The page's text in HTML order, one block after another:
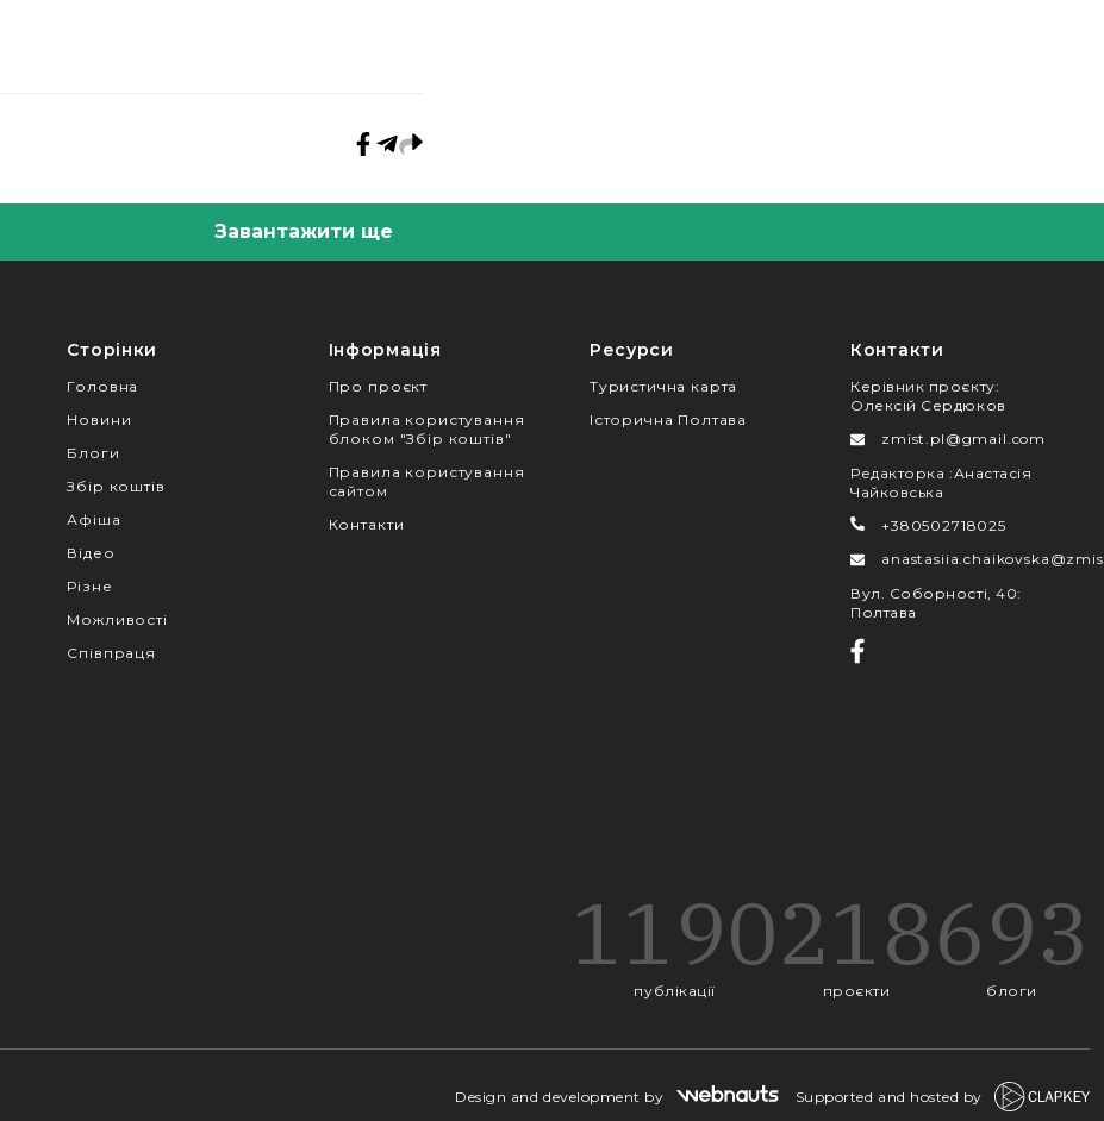
Завантажити ще
Сторінки
Головна
Новини
Блоги
Збір коштів
Афіша
Відео
Різне
Можливості
Співпраця
Інформація
Про проєкт
Правила користування
блоком "Збір коштів"
Правила користування
сайтом
Контакти
Ресурси
Туристична карта
Історична Полтава
Контакти
Керівник проєкту:
Олексій Сердюков
zmist.pl@gmail.com
Редакторка :Анастасія
Чайковська
+380502718025
Вул. Соборності, 40:
Полтава
1190
публікації
218
проєкти
693
блоги
Design and development by Supported and hosted by